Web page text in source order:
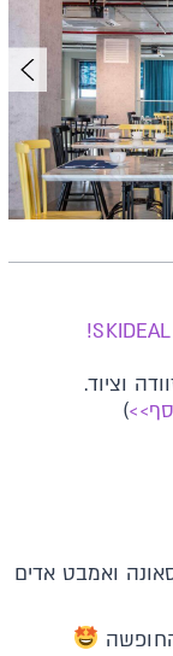
)
ואמבט אדים